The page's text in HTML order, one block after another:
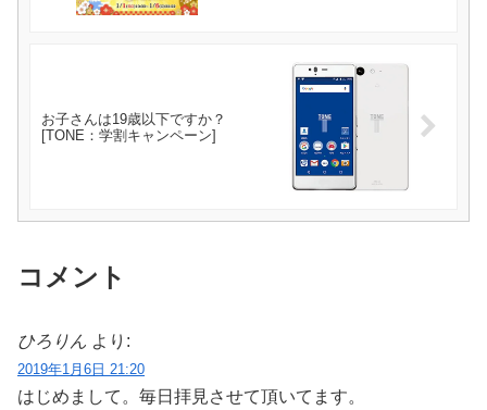
お子さんは19歳以下ですか？
[TONE：学割キャンペーン]
コメント
ひろりん より:
2019年1月6日 21:20
はじめまして。毎日拝見させて頂いてます。